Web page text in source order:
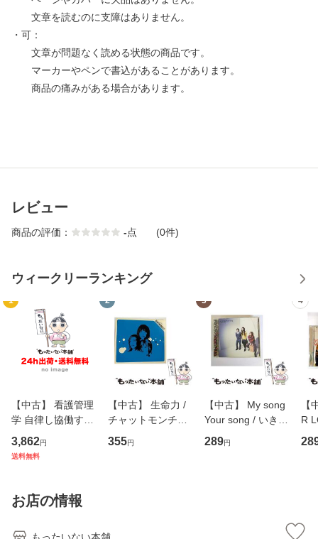
文章を読むのに支障はありません。
・可：
文章が問題なく読める状態の商品です。
マーカーやペンで書込があることがあります。
商品の痛みがある場合があります。
レビュー
商品の評価： -点 (0件)
ウィークリーランキング
1
【中古】 看護管理
学 自律し協働する
専門職の看護マネ
ジメントスキル 改
恵 藤本幸三 / 南江
堂 [単行
3,862円
送料無料
2
【中古】 生命力 /
チャットモンチー /
キューンレコード
[CD]【メール便送
355円
3
【中古】 My song
Your song / いきも
のがかり / [CD]
【メール便送料無
289円
4
【
R
産
お店の情報
もったいない本舗